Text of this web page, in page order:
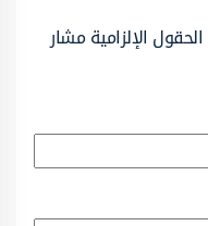
الحقول الإلزامية مشار